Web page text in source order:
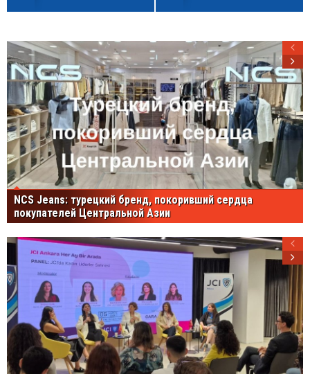
NCS Jeans: турецкий бренд, покоривший сердца
покупателей Центральной Азии